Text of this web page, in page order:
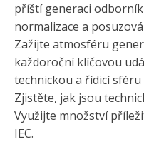
příští generaci
normalizace a
Zažijte atmosféru
každoroční klíčovou
technickou a řídicí sféru
Zjistěte, jak jsou
Využijte množství
IEC.